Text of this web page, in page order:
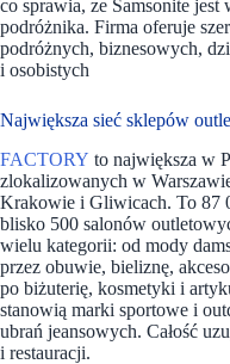
co sprawia, ze Samsonite
podróżnika. Firma oferuje
podróżnych, biznesowych,
i osobistych
Największa sieć sklepów
FACTORY to największa w
zlokalizowanych w
Krakowie i Gliwicach. To 87
blisko 500 salonów
wielu kategorii: od mody
przez obuwie, bieliznę,
po biżuterię, kosmetyki i
stanowią marki sportowe i
ubrań jeansowych. Całość
i restauracji.